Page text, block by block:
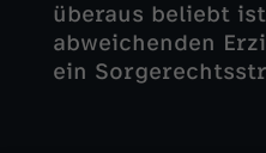
überaus beliebt
abweichenden
ein